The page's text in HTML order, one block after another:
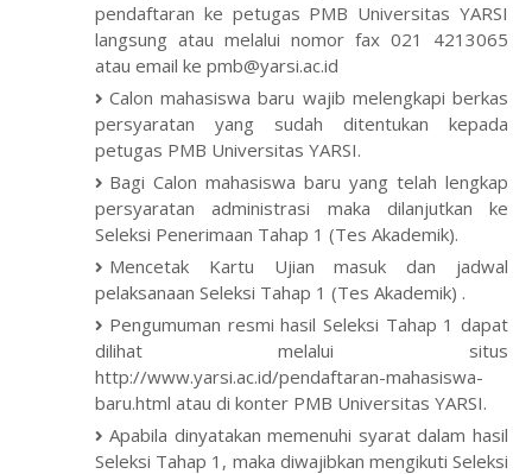
pendaftaran ke petugas PMB Universitas YARSI
langsung atau melalui nomor fax 021 4213065
atau email ke pmb@yarsi.ac.id
Calon mahasiswa baru wajib melengkapi berkas
persyaratan yang sudah ditentukan kepada
petugas PMB Universitas YARSI.
Bagi Calon mahasiswa baru yang telah lengkap
persyaratan administrasi maka dilanjutkan ke
Seleksi Penerimaan Tahap 1 (Tes Akademik).
Mencetak Kartu Ujian masuk dan jadwal
pelaksanaan Seleksi Tahap 1 (Tes Akademik) .
Pengumuman resmi hasil Seleksi Tahap 1 dapat
dilihat melalui situs
http://www.yarsi.ac.id/pendaftaran-mahasiswa-
baru.html atau di konter PMB Universitas YARSI.
Apabila dinyatakan memenuhi syarat dalam hasil
Seleksi Tahap 1, maka diwajibkan mengikuti Seleksi